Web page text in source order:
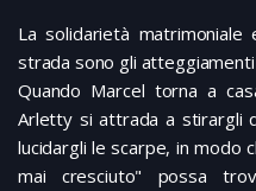
La solidarietà
strada sono gli
Quando Marcel torna a
Arletty si attrada a stirargli
lucidargli le scarpe, in modo
mai cresciuto" possa